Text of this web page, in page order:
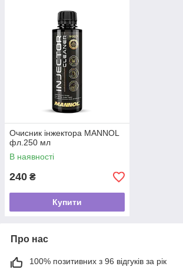
Очисник інжектора MANNOL
фл.250 мл
В наявності
240 ₴
Купити
Про нас
100% позитивних з 96 відгуків за рік